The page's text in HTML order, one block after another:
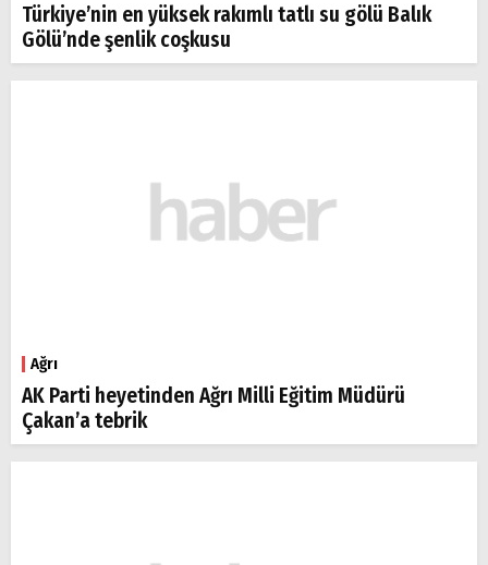
Türkiye’nin en yüksek rakımlı tatlı su gölü Balık
Gölü’nde şenlik coşkusu
Ağrı
AK Parti heyetinden Ağrı Milli Eğitim Müdürü
Çakan’a tebrik